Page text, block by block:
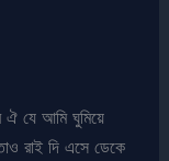
ঐ যে আমি ঘুমিয়ে
রাই দি এসে ডেকে